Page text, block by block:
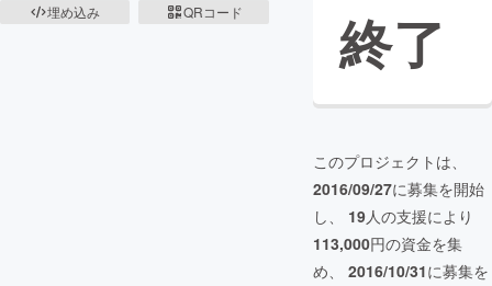
埋め込み
QRコード 終了
このプロジェクトは、
2016/09/27に募集を開始
し、 19人の支援により
113,000円の資金を集
め、 2016/10/31に募集を